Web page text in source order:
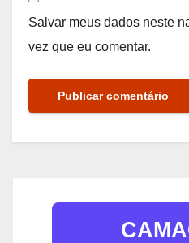
Salvar meus dados neste
vez que eu comentar.